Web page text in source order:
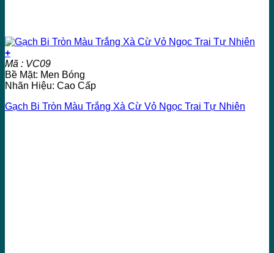
+
Mã : VC09
Bề Mặt: Men Bóng
Nhãn Hiệu: Cao Cấp
Gạch Bi Tròn Màu Trắng Xà Cừ Vỏ Ngọc Trai Tự Nhiên